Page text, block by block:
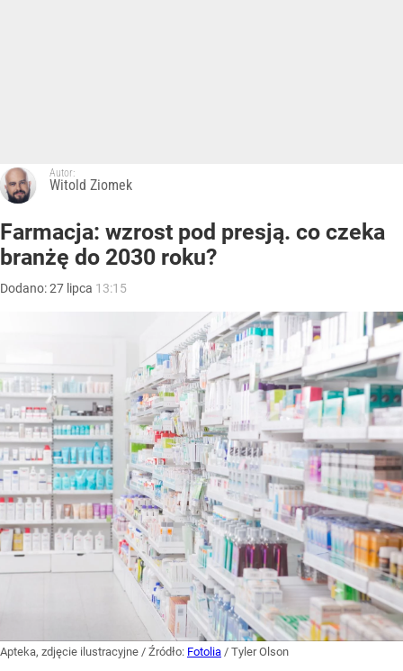
Autor:
Witold Ziomek
Farmacja: wzrost pod presją. co czeka
branżę do 2030 roku?
Dodano:27 lipca 13:15
Apteka, zdjęcie ilustracyjne / Źródło: Fotolia / Tyler Olson